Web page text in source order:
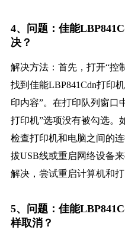
4、问题：佳能
决？
解决方法：首先，打开“控
找到佳能LBP841Cdn打印
印内容”。在打印队列窗口
打印机”选项没有被勾选。
检查打印机和电脑之间的
拔USB线或重启网络设备
解决，尝试重启计算机和打
5、问题：佳能
样取消？